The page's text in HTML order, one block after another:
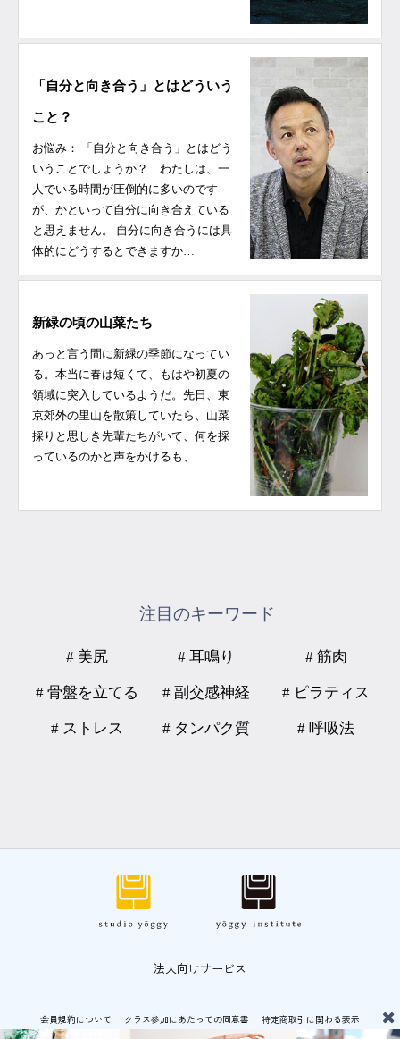
「自分と向き合う」とはどういう
こと？
お悩み： 「自分と向き合う」とはどう
いうことでしょうか？ わたしは、一
人でいる時間が圧倒的に多いのです
が、かといって自分に向き合えている
と思えません。 自分に向き合うには具
体的にどうするとできますか…
新緑の頃の山菜たち
あっと言う間に新緑の季節になってい
る。本当に春は短くて、もはや初夏の
領域に突入しているようだ。先日、東
京郊外の里山を散策していたら、山菜
採りと思しき先輩たちがいて、何を採
っているのかと声をかけるも、…
注目のキーワード
# 美尻 # 耳鳴り # 筋肉
# 骨盤を立てる # 副交感神経 # ピラティス
# ストレス # タンパク質 # 呼吸法
法人向けサービス
会員規約について クラス参加にあたっての同意書
特定商取引に関わる表示